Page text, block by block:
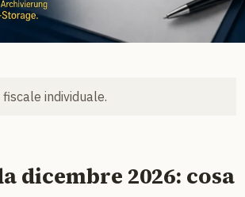
individuale.
dicembre 2026: cosa